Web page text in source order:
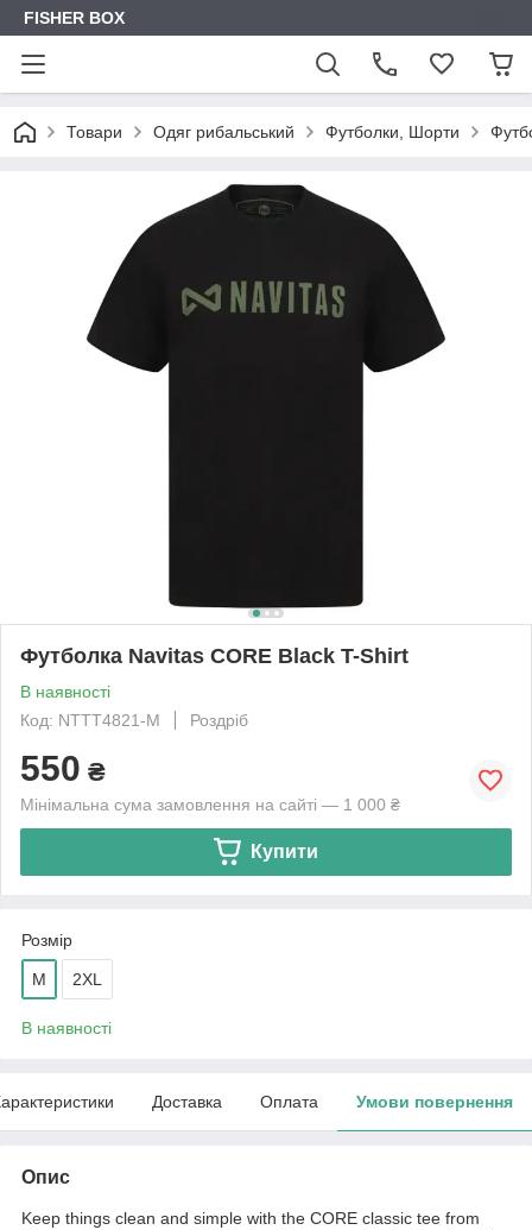
FISHER BOX
Товари Одяг рибальський Футболки, Шорти
Футболка Navitas CORE Black T-Shirt
В наявності
Код: NTTT4821-M
Роздріб
550 ₴
Мінімальна сума замовлення на сайті — 1 000 ₴
Купити
Розмір
M 2XL
В наявності
Доставка Оплата Умови повернення
Опис
Keep things clean and simple with the CORE classic tee from